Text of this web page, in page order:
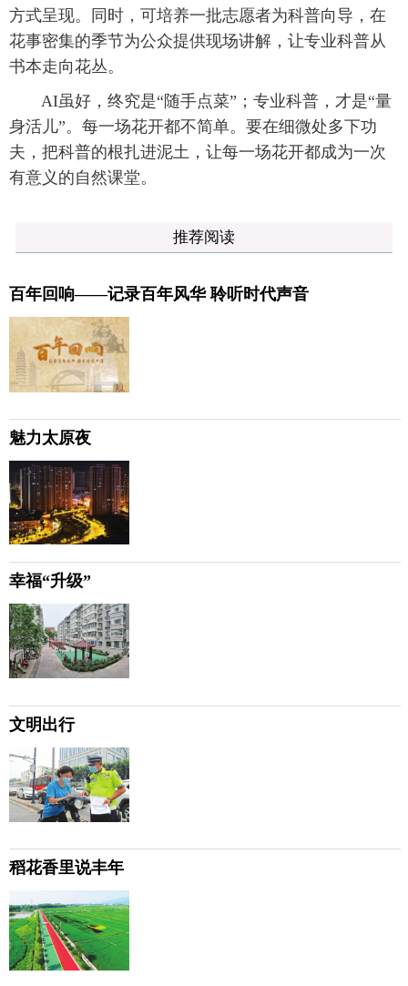
方式呈现。同时，可培养一批志愿者为科普向导，在
花事密集的季节为公众提供现场讲解，让专业科普从
书本走向花丛。
AI虽好，终究是“随手点菜”；专业科普，才是“量
身活儿”。每一场花开都不简单。要在细微处多下功
夫，把科普的根扎进泥土，让每一场花开都成为一次
有意义的自然课堂。
推荐阅读
百年回响——记录百年风华 聆听时代声音
魅力太原夜
幸福“升级”
文明出行
稻花香里说丰年